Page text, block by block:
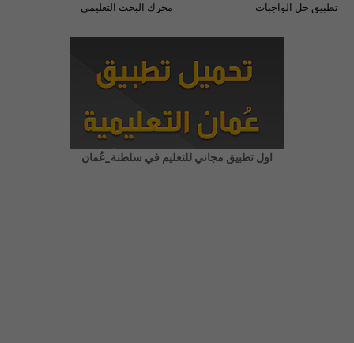
محرك البحث التعليمي
تطبيق حل الواجبات
اول تطبيق مجاني للتعليم في سلطنة_عُمان